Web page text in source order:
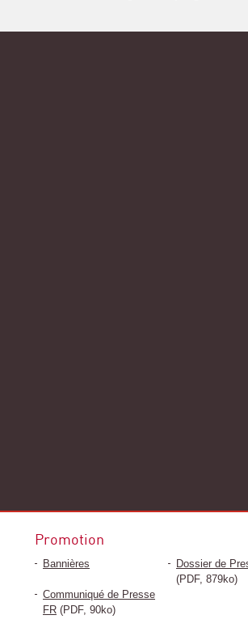
Promotion
Bannières
Dossier de
(PDF, 879ko)
Communiqué de Presse
FR (PDF, 90ko)